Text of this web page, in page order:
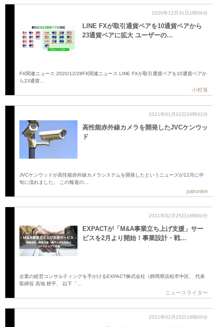
2020年12月31日1時06分
LINE FXが取引通貨ペアを10通貨ペアから
23通貨ペアに拡大 ユーザーの…
FX関連ニュース 2020/12/28FX関連ニュース LINE FXが取引通貨ペアを10通貨ペアか
ら23通貨…
小村海
2021年01月02日20時32分
高性能赤外線カメラを開発したJVCケンウッ
ド
JVCケンウッドが高性能赤外線カメラシステムを開発したというニューズが12月に中
旬に流れました。 この報道の…
paironlee
2021年02月25日16時00分
EXPACTが「M&A事業立ち上げ支援」サー
ビスを2月より開始！事業設計・戦…
企業の経営コンサルティングを手がけるEXPACT株式会社（静岡県浜松市中区、 代表
取締役 高地 耕平、 以下「…
ニュースライター
2021年02月25日16時00分